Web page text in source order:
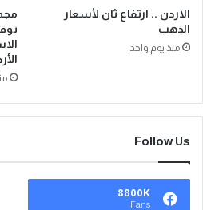
الاردن .. ارتفاع ثان لأسعار
الذهب
منذ يوم واحد
Follow Us
8800K
Fans